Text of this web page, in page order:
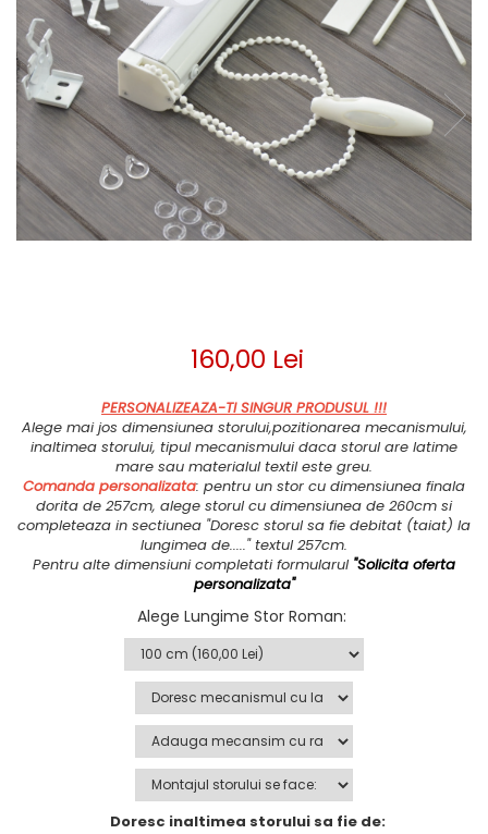
160,00 Lei
PERSONALIZEAZA-TI SINGUR PRODUSUL !!!
Alege mai jos dimensiunea storului,pozitionarea mecanismului,
inaltimea storului, tipul mecanismului daca storul are latime
mare sau materialul textil este greu.
Comanda personalizata: pentru un stor cu dimensiunea finala
dorita de 257cm, alege storul cu dimensiunea de 260cm si
completeaza in sectiunea "Doresc storul sa fie debitat (taiat) la
lungimea de....." textul 257cm.
Pentru alte dimensiuni completati formularul "Solicita oferta
personalizata"
Alege Lungime Stor Roman:
Doresc inaltimea storului sa fie de: